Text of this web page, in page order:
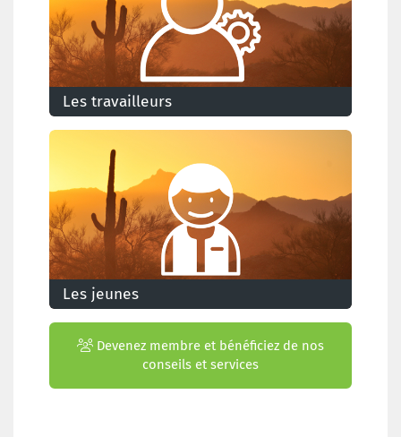
Les travailleurs
Que signifie l'accord de l'Arizona pour les
Les jeunes
Que signifie l'accord de l'Arizona pour les
Devenez membre et bénéficiez de nos
conseils et services